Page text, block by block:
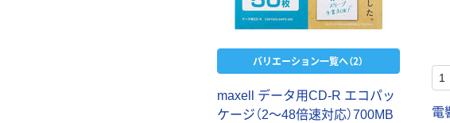
バリエーション一覧へ（2）
maxell データ用CD-R エコパッ
ケージ（2～48倍速対応）700MB
電